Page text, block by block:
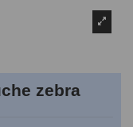
zebra